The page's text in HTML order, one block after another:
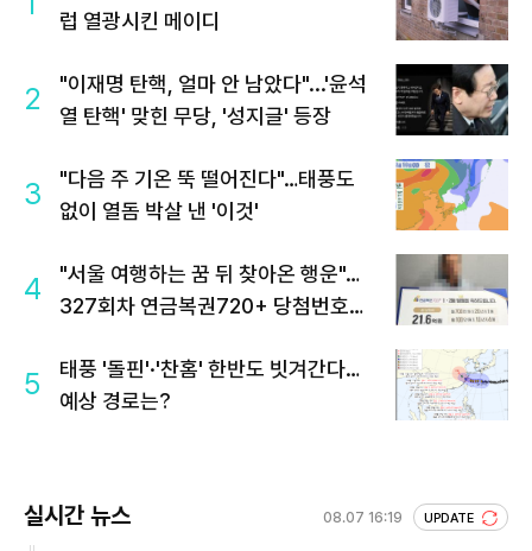
럽 열광시킨 메이디
2
"이재명 탄핵, 얼마 안 남았다"...'윤석
열 탄핵' 맞힌 무당, '성지글' 등장
3
"다음 주 기온 뚝 떨어진다"…태풍도
없이 열돔 박살 낸 '이것'
4
"서울 여행하는 꿈 뒤 찾아온 행운"…
327회차 연금복권720+ 당첨번호조
5
태풍 '돌핀'·'찬홈' 한반도 빗겨간다…
예상 경로는?
실시간 뉴스 08.07 16:19 UPDATE